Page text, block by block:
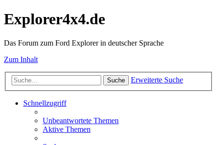
Explorer4x4.de
Das Forum zum Ford Explorer in deutscher Sprache
Zum Inhalt
Suche Erweiterte Suche
Schnellzugriff
Unbeantwortete Themen
Aktive Themen